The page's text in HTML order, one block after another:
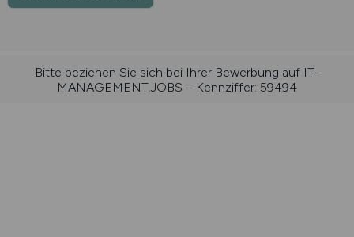
Bitte beziehen Sie sich bei Ihrer Bewerbung auf IT-
MANAGEMENT.JOBS – Kennziffer: 59494